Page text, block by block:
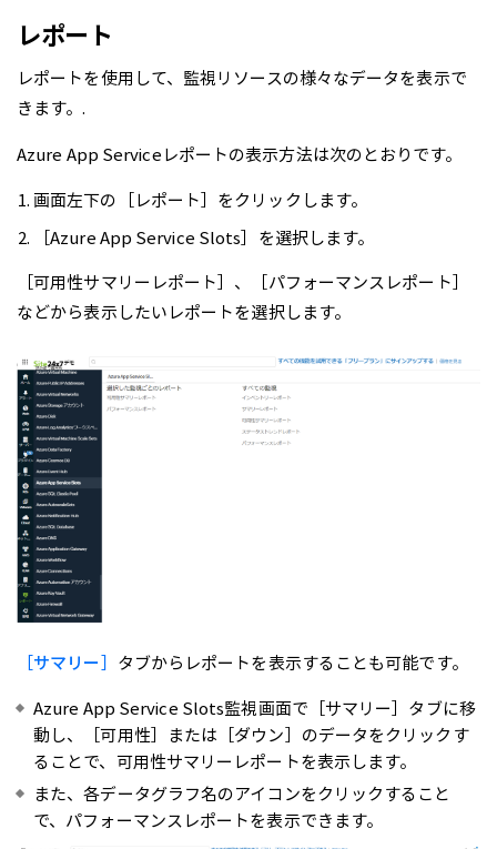
レポート
レポートを使用して、監視リソースの様々なデータを表示で
きます。.
Azure App Serviceレポートの表示方法は次のとおりです。
画面左下の［レポート］をクリックします。
［Azure App Service Slots］を選択します。
［可用性サマリーレポート］、［パフォーマンスレポート］
などから表示したいレポートを選択します。
［サマリー］ タブからレポートを表示することも可能です。
Azure App Service Slots監視画面で［サマリー］タブに移
動し、［可用性］または［ダウン］のデータをクリックす
ることで、可用性サマリーレポートを表示します。
また、各データグラフ名のアイコンをクリックすること
で、パフォーマンスレポートを表示できます。